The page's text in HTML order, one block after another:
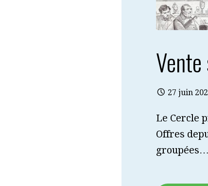
27 juin
Le Cercle
Offres
groupées…